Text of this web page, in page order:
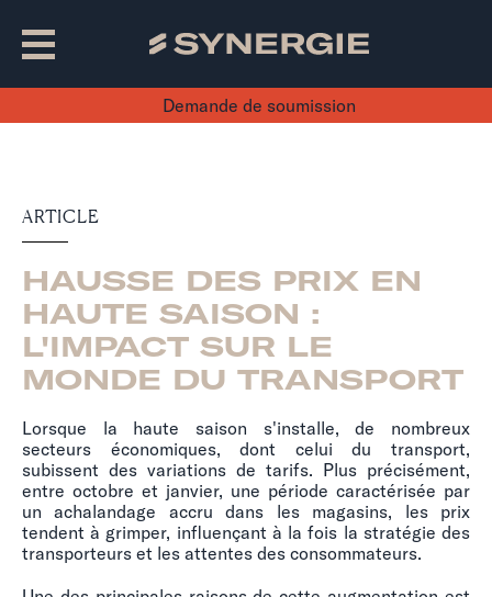
Demande de soumission
ARTICLE
HAUSSE DES PRIX EN
HAUTE SAISON :
L'IMPACT SUR LE
MONDE DU TRANSPORT
Lorsque la haute saison s'installe, de nombreux
secteurs économiques, dont celui du transport,
subissent des variations de tarifs. Plus précisément,
entre octobre et janvier, une période caractérisée par
un achalandage accru dans les magasins, les prix
tendent à grimper, influençant à la fois la stratégie des
transporteurs et les attentes des consommateurs.